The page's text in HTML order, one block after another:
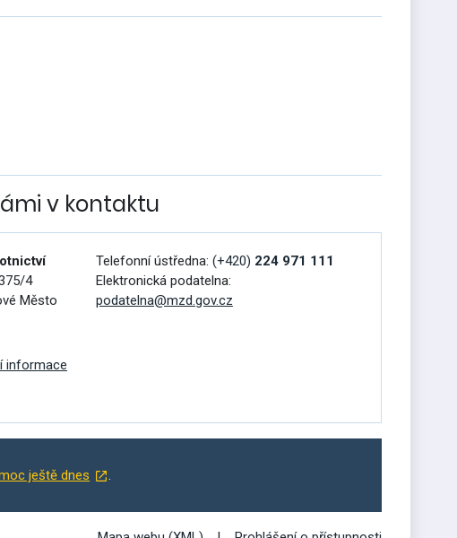
v kontaktu
4
Město
Telefonní ústředna: (+420) 224 971 111
Elektronická podatelna:
podatelna@mzd.gov.cz
informace
ještě dnes .